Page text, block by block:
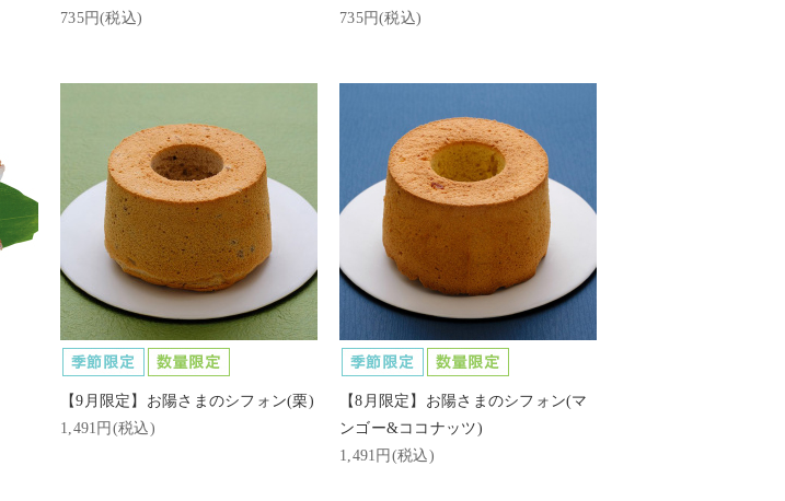
735円(税込)
735円(税込)
【9月限定】お陽さまのシフォン(栗)
1,491円(税込)
【8月限定】お陽さまのシフォン(マ
ンゴー&ココナッツ)
1,491円(税込)